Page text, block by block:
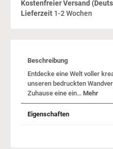
Kostenfreier Versand
Lieferzeit 1-2 Wochen
Beschreibung
Entdecke eine Welt voller
unseren bedruckten
Zuhause eine ein… Mehr
Eigenschaften